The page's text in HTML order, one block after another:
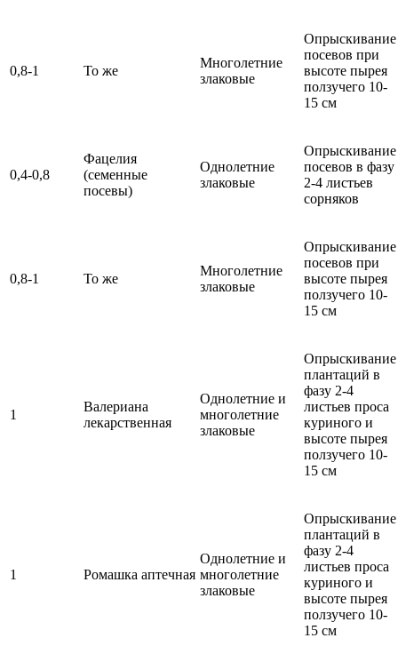
0,8-1 То же
Многолетние
злаковые
Опрыскивание
посевов при
высоте пырея
ползучего 10-
15 см
0,4-0,8
Фацелия
(семенные
посевы)
Однолетние
злаковые
Опрыскивание
посевов в фазу
2-4 листьев
сорняков
0,8-1 То же
Многолетние
злаковые
Опрыскивание
посевов при
высоте пырея
ползучего 10-
15 см
1
Валериана
лекарственная
Однолетние и
многолетние
злаковые
Опрыскивание
плантаций в
фазу 2-4
листьев проса
куриного и
высоте пырея
ползучего 10-
15 см
1 Ромашка аптечная
Однолетние и
многолетние
злаковые
Опрыскивание
плантаций в
фазу 2-4
листьев проса
куриного и
высоте пырея
ползучего 10-
15 см